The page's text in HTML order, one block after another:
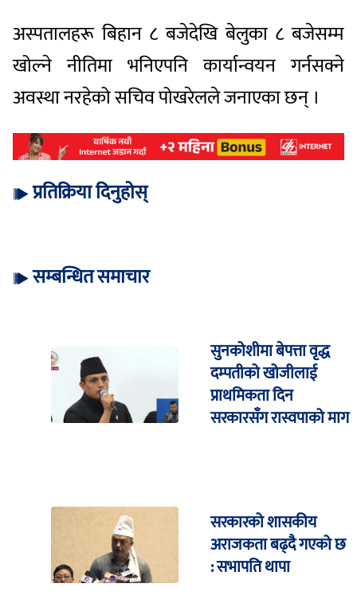
अस्पतालहरू बिहान ८ बजेदेखि बेलुका ८ बजेसम्म
खोल्ने नीतिमा भनिएपनि कार्यान्वयन गर्नसक्ने
अवस्था नरहेको सचिव पोखरेलले जनाएका छन् ।
प्रतिक्रिया दिनुहोस्
सम्बन्धित समाचार
सुनकोशीमा बेपत्ता वृद्ध
दम्पतीको खोजीलाई
प्राथमिकता दिन
सरकारसँग रास्वपाको माग
सरकारको शासकीय
अराजकता बढ्दै गएको छ
: सभापति थापा